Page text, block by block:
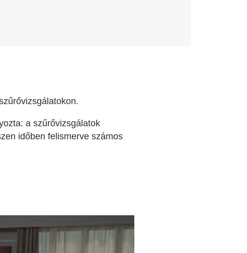
a szűrővizsgálatok
időben felismerve számos